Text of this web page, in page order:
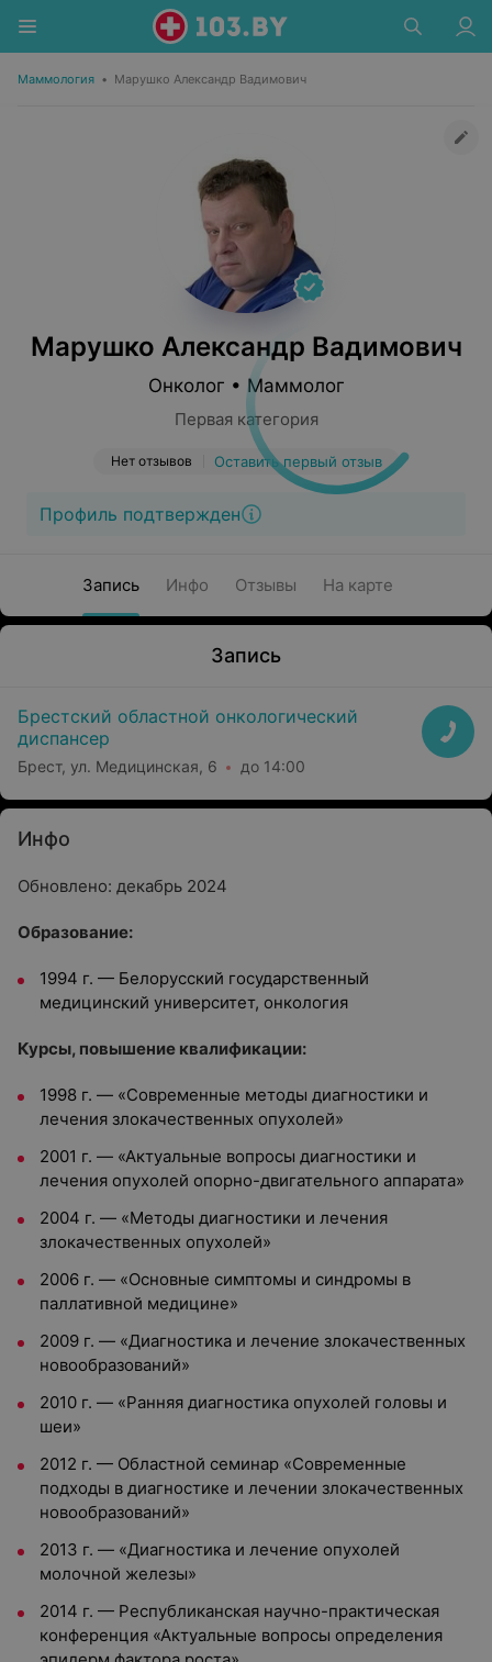
Маммология • Марушко Александр Вадимович
Марушко Александр Вадимович
Онколог • Маммолог
Первая категория
Нет отзывов Оставить первый отзыв
Профиль подтвержден
Запись Инфо Отзывы На карте
Запись
Брестский областной онкологический
диспансер
Брест, ул. Медицинская, 6 до 14:00
Инфо
Обновлено: декабрь 2024
Oбразование:
1994 г. — Белорусский государственный
медицинский университет, онкология
Курсы, повышение квалификации:
1998 г. — «Современные методы диагностики и
лечения злокачественных опухолей»
2001 г. — «Актуальные вопросы диагностики и
лечения опухолей опорно-двигательного аппарата»
2004 г. — «Методы диагностики и лечения
злокачественных опухолей»
2006 г. — «Основные симптомы и синдромы в
паллативной медицине»
2009 г. — «Диагностика и лечение злокачественных
новообразований»
2010 г. — «Ранняя диагностика опухолей головы и
шеи»
2012 г. — Областной семинар «Современные
подходы в диагностике и лечении злокачественных
новообразований»
2013 г. — «Диагностика и лечение опухолей
молочной железы»
2014 г. — Республиканская научно-практическая
конференция «Актуальные вопросы определения